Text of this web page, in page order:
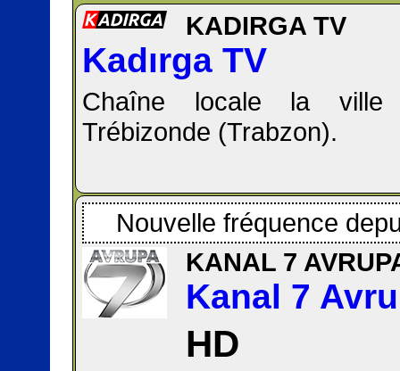
KADIRGA TV
Kadırga TV
Chaîne locale la
Trébizonde (Trabzon).
Nouvelle fréquence
KANAL 7
Kanal 7
HD